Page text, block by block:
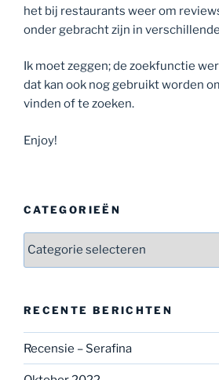
het bij restaurants weer om
onder gebracht zijn in
Ik moet zeggen; de zoekfunctie
dat kan ook nog gebruikt worden
vinden of te zoeken.
Enjoy!
CATEGORIEËN
RECENTE BERICHTEN
Recensie – Serafina